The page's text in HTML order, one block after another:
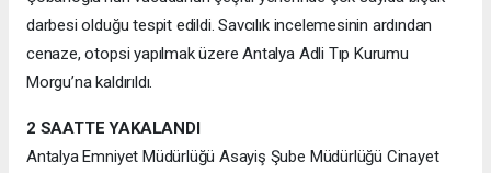
darbesi olduğu tespit edildi. Savcılık incelemesinin ardından
cenaze, otopsi yapılmak üzere Antalya Adli Tıp Kurumu
Morgu’na kaldırıldı.
2 SAATTE YAKALANDI
Antalya Emniyet Müdürlüğü Asayiş Şube Müdürlüğü Cinayet